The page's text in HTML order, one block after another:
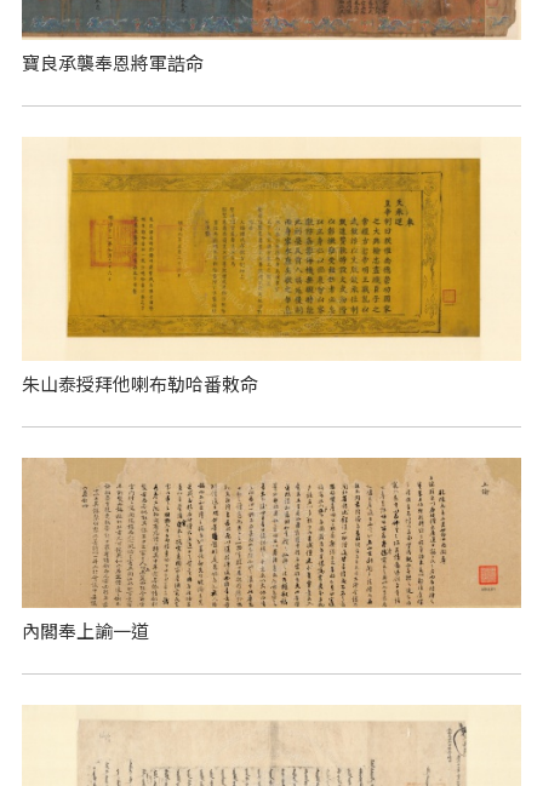
寶良承襲奉恩將軍誥命
朱山泰授拜他喇布勒哈番敕命
內閣奉上諭一道